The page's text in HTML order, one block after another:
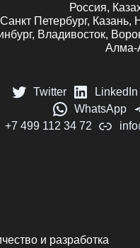
Россия,
Петербург, Казань,
Владивосток,
Алма-
Twitter LinkedIn
WhatsApp
+7 499 112 34 72
и разработка